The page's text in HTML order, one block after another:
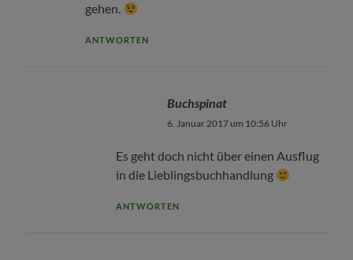
gehen.
ANTWORTEN
Buchspinat
6. Januar 2017 um 10:56 Uhr
Es geht doch nicht über einen Ausflug
in die Lieblingsbuchhandlung
ANTWORTEN